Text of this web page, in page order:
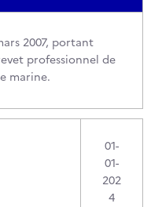
2007, portant
professionnel de
marine.
01-
01-
202
4